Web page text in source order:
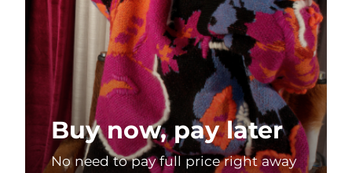
Buy now, pay later
No need to pay full price right away